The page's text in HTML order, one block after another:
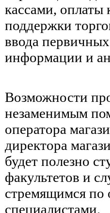
кассами, оплаты
поддержки
ввода
информации и
Возможности
незаменимым
оператора
директора
будет полезно
факультетов и
стремящимся по
специалистами.